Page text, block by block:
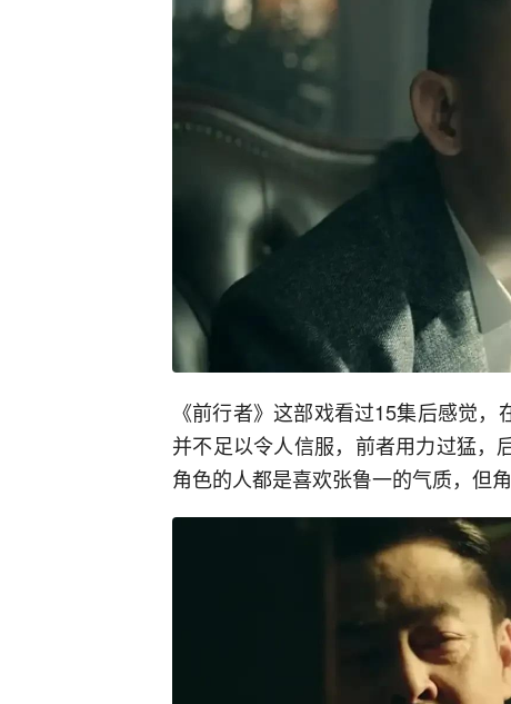
《前行者》这部戏看过15集后感觉
并不足以令人信服，前者用力过猛，
角色的人都是喜欢张鲁一的气质，但